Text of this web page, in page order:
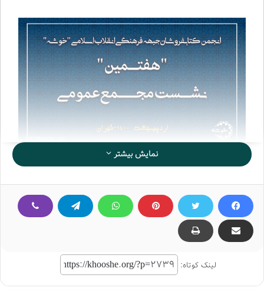
این نشست از صبح روز چهارشنبه 29 اردیبهشت 1400 آغاز شده
و تا عصر پنج شنبه 30 اردیبهشت ماه ادامه خواهد داشت.
در نشست مجمع عمومی انجمن کتابفروشان خوشه ، گزارش
عملکرد یک ساله انجمن مورد بررسی قرار میگیرد و اعضای هیات
مدیره جدید انتخاب خواهند شد.
نمایش بیشتر
لینک کوتاه: